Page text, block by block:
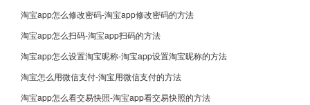
淘宝app怎么修改密码-淘宝app修改密码的方法
淘宝app怎么扫码-淘宝app扫码的方法
淘宝app怎么设置淘宝昵称-淘宝app设置淘宝昵称的方法
淘宝怎么用微信支付-淘宝用微信支付的方法
淘宝app怎么看交易快照-淘宝app看交易快照的方法